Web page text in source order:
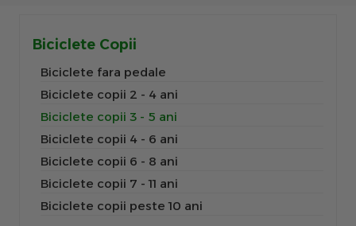
Biciclete Copii
Biciclete fara pedale
Biciclete copii 2 - 4 ani
Biciclete copii 3 - 5 ani
Biciclete copii 4 - 6 ani
Biciclete copii 6 - 8 ani
Biciclete copii 7 - 11 ani
Biciclete copii peste 10 ani